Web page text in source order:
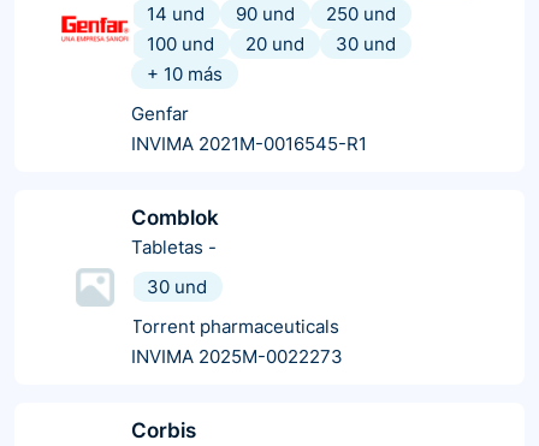
14 und
90 und
250 und
100 und
20 und
30 und
+ 10 más
Genfar
INVIMA 2021M-0016545-R1
Comblok
Tabletas -
30 und
Torrent pharmaceuticals
INVIMA 2025M-0022273
Corbis